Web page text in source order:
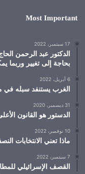
Most Important
17 سبتمبر، 2022
الدكتور عبد الرحمن
بحاجة إلى تغيير وربما
6 أبريل، 2022
الغرب يستنفد سبله في
31 ديسمبر، 2020
الدستور هو القانون
10 نوفمبر، 2022
ماذا تعني الانتخابات النصفية لعام
7 سبتمبر، 2022
القصف الإسرائيلي